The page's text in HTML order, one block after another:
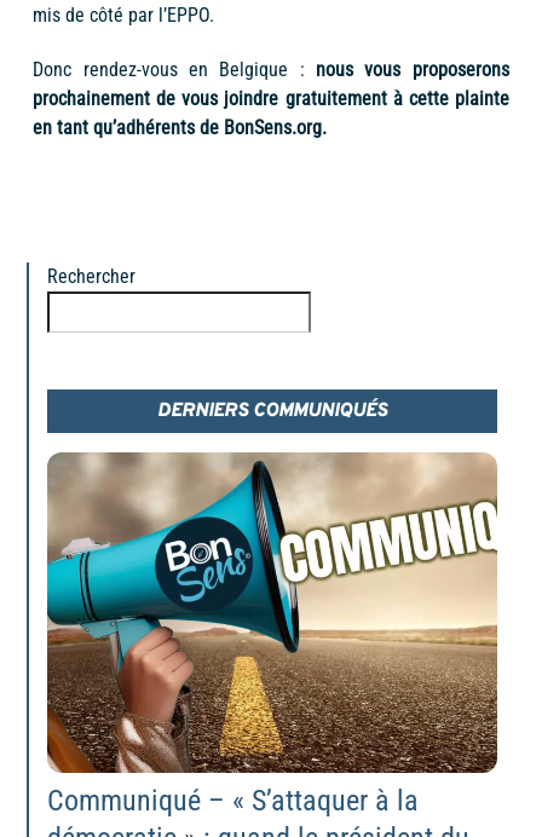
mis de côté par l’EPPO.
Donc rendez-vous en Belgique : nous vous proposerons
prochainement de vous joindre gratuitement à cette plainte
en tant qu’adhérents de BonSens.org.
Rechercher
DERNIERS COMMUNIQUÉS
Communiqué – « S’attaquer à la